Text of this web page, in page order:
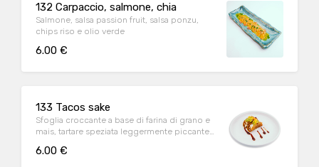
132 Carpaccio, salmone, chia
Salmone, salsa passion fruit, salsa ponzu,
chips riso e olio verde
6.00 €
133 Tacos sake
Sfoglia croccante a base di farina di grano e
mais, tartare speziata leggermente piccante
teriyaki
6.00 €